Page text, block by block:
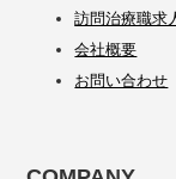
訪問治療職求
会社概要
お問い合わせ